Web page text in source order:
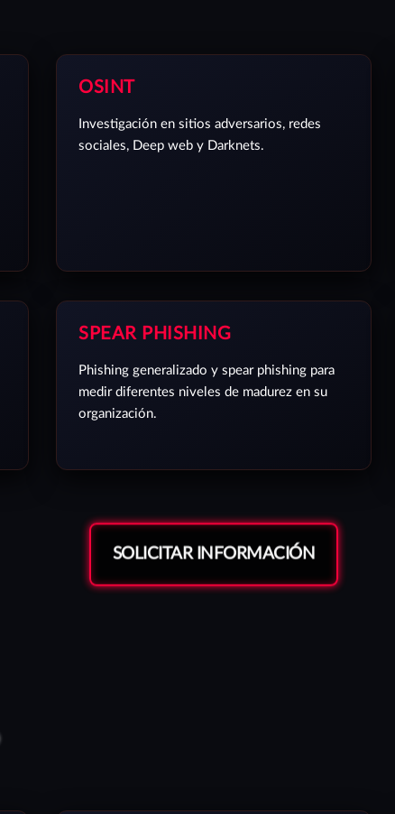
OSINT
Investigación en sitios adversarios, redes
sociales, Deep web y Darknets.
SPEAR PHISHING
Phishing generalizado y spear phishing para
medir diferentes niveles de madurez en su
organización.
SOLICITAR INFORMACIÓN